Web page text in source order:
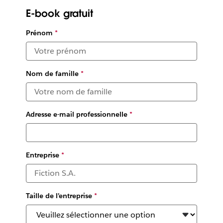
Comment les équipes marketing utilisent Slack pour
E-book gratuit
Prénom *
Nom de famille*
Adresse e-mail professionnelle*
Entreprise*
Taille de l’entreprise*